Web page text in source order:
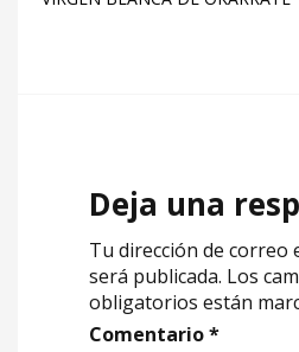
Deja una
Tu dirección de correo
será publicada. Los
obligatorios están
Comentario*